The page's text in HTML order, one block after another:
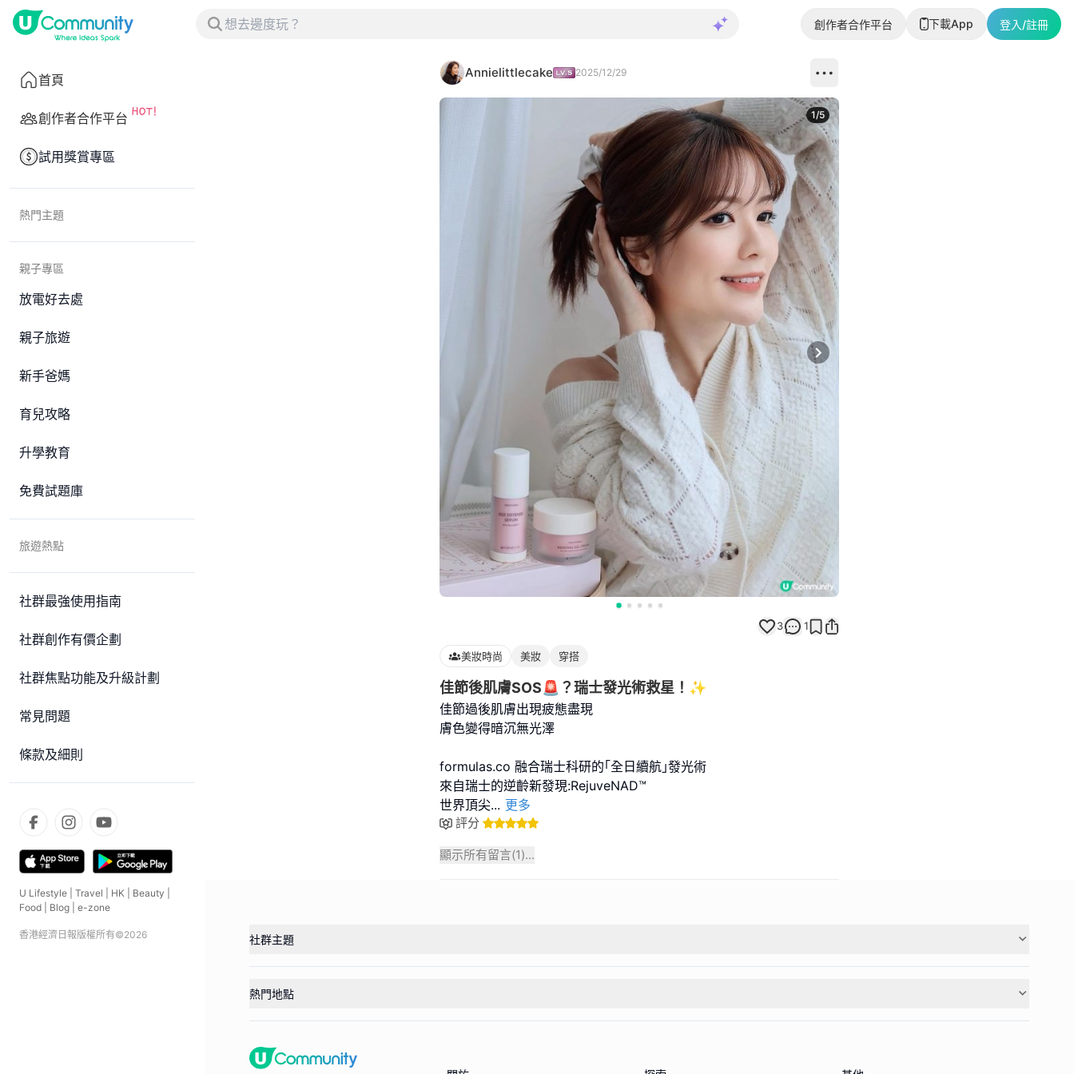
創作者合作平台 下載App 登入/註冊
首頁
創作者合作平台
試用獎賞專區
熱門主題
親子專區
放電好去處
親子旅遊
新手爸媽
育兒攻略
升學教育
免費試題庫
旅遊熱點
社群最強使用指南
社群創作有價企劃
社群焦點功能及升級計劃
常見問題
條款及細則
U Lifestyle Travel HK Beauty
Food
Blog e-zone
香港經濟日報版權所有©2026
Annielittlecake 2025/12/29
Next slide
1/5
3 1
美妝時尚 美妝 穿搭
佳節後肌膚SOS🚨？瑞士發光術救星！✨
佳節過後肌膚出現疲態盡現
膚色變得暗沉無光澤
formulas.co 融合瑞士科研的｢全日續航｣發光術
來自瑞士的逆齡新發現:RejuveNAD™
世界頂尖... 更多
評分
顯示所有留言(1)...
社群主題
熱門地點